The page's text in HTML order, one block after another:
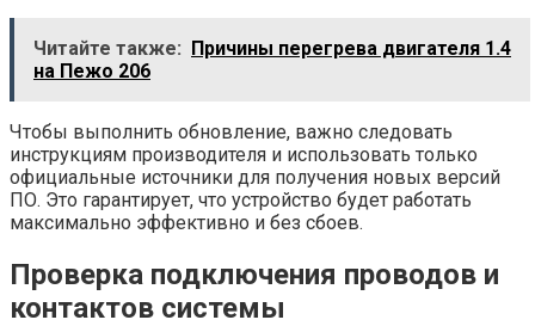
Читайте также: Причины перегрева двигателя 1.4
на Пежо 206
Чтобы выполнить обновление, важно следовать
инструкциям производителя и использовать только
официальные источники для получения новых версий
ПО. Это гарантирует, что устройство будет работать
максимально эффективно и без сбоев.
Проверка подключения проводов и
контактов системы